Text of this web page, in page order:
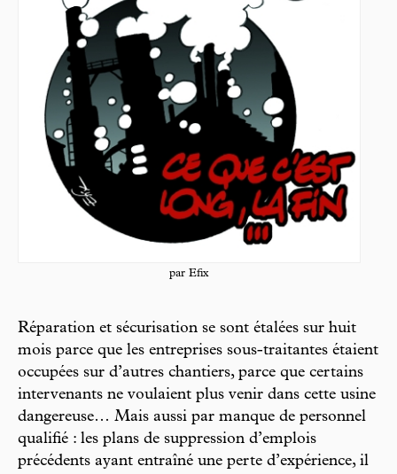
par Efix
Réparation et sécurisation se sont étalées sur huit
mois parce que les entreprises sous-traitantes étaient
occupées sur d’autres chantiers, parce que certains
intervenants ne voulaient plus venir dans cette usine
dangereuse… Mais aussi par manque de personnel
qualifié : les plans de suppression d’emplois
précédents ayant entraîné une perte d’expérience, il